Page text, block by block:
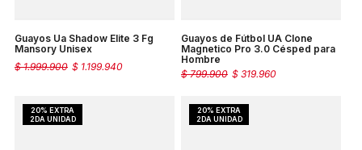
Guayos Ua Shadow Elite 3 Fg
Mansory Unisex
$ 1.199.940
$ 1.999.900
Guayos de Fútbol UA Clone
Magnetico Pro 3.0 Césped para
Hombre
$ 319.960
$ 799.900